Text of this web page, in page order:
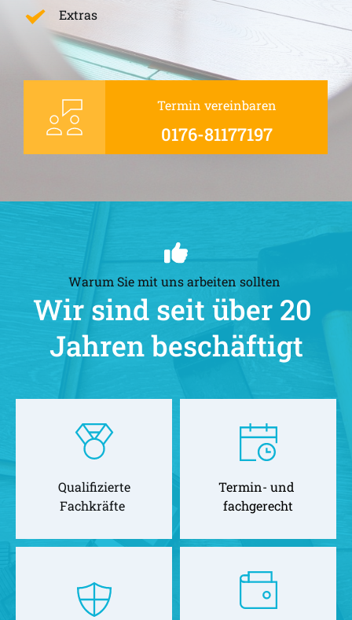
Extras
Termin vereinbaren
0176-81177197
Warum Sie mit uns arbeiten sollten
Wir sind seit über 20
Jahren beschäftigt
Qualifizierte
Fachkräfte
Termin- und
fachgerecht